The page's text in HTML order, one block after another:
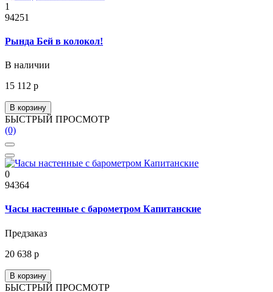
1
94251
Рында Бей в колокол!
В наличии
15 112 р
В корзину
БЫСТРЫЙ ПРОСМОТР
(0)
0
94364
Часы настенные с барометром Капитанские
Предзаказ
20 638 р
В корзину
БЫСТРЫЙ ПРОСМОТР